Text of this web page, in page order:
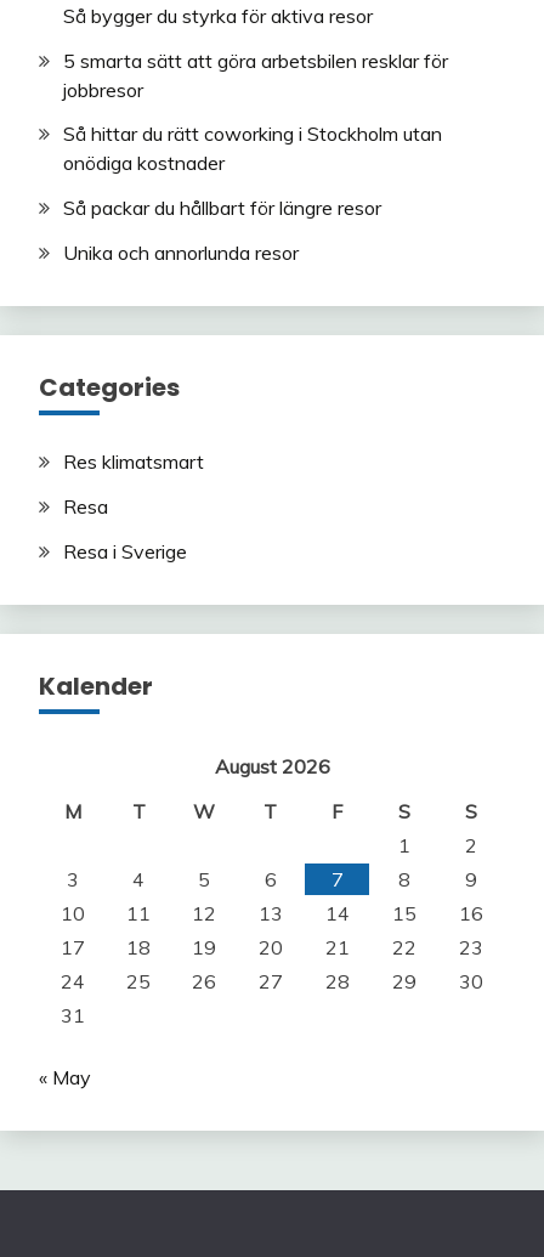
Så bygger du styrka för aktiva resor
5 smarta sätt att göra arbetsbilen resklar för
jobbresor
Så hittar du rätt coworking i Stockholm utan
onödiga kostnader
Så packar du hållbart för längre resor
Unika och annorlunda resor
Categories
Res klimatsmart
Resa
Resa i Sverige
Kalender
August 2026
M
T W T F S
S
1
2
3
4 5 6 7 8
9
10
11 12 13 14 15
16
17
18 19 20 21 22
23
24
25 26 27 28 29
30
31
« May